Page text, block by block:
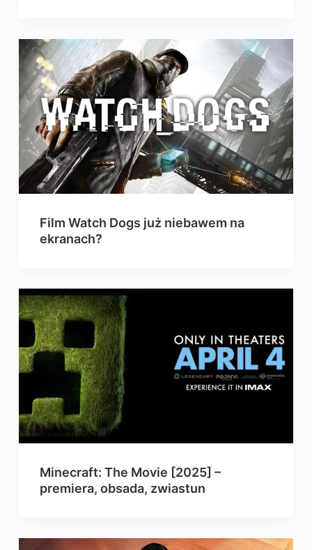
Film Watch Dogs już niebawem na
ekranach?
Minecraft: The Movie [2025] –
premiera, obsada, zwiastun